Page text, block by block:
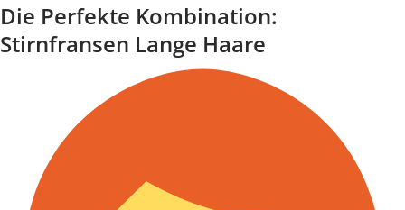
Die Perfekte Kombination:
Stirnfransen Lange Haare